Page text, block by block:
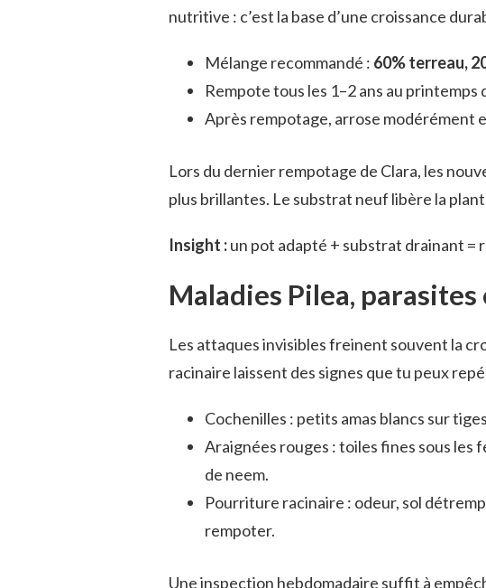
nutritive : c’est la base d’une croissance
Mélange recommandé : 60% terreau,
Rempote tous les 1–2 ans au
Après rempotage, arrose modérément
Lors du dernier rempotage de Clara, les
plus brillantes. Le substrat neuf libère la
Insight :un pot adapté + substrat drainant =
Maladies Pilea,
Les attaques invisibles freinent souvent la
racinaire laissent des signes que tu peux
Cochenilles : petits amas blancs sur
Araignées rouges : toiles fines sous les
de neem.
Pourriture racinaire : odeur, sol
rempoter.
Une inspection hebdomadaire suffit à